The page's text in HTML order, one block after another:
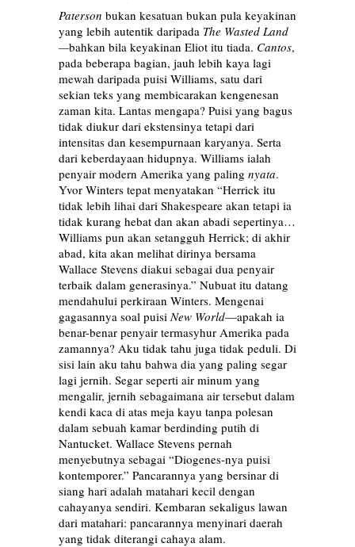
Paterson bukan kesatuan bukan pula keyakinan
yang lebih autentik daripada The Wasted Land
—bahkan bila keyakinan Eliot itu tiada. Cantos,
pada beberapa bagian, jauh lebih kaya lagi
mewah daripada puisi Williams, satu dari
sekian teks yang membicarakan kengenesan
zaman kita. Lantas mengapa? Puisi yang bagus
tidak diukur dari ekstensinya tetapi dari
intensitas dan kesempurnaan karyanya. Serta
dari keberdayaan hidupnya. Williams ialah
penyair modern Amerika yang paling nyata.
Yvor Winters tepat menyatakan “Herrick itu
tidak lebih lihai dari Shakespeare akan tetapi ia
tidak kurang hebat dan akan abadi sepertinya…
Williams pun akan setangguh Herrick; di akhir
abad, kita akan melihat dirinya bersama
Wallace Stevens diakui sebagai dua penyair
terbaik dalam generasinya.” Nubuat itu datang
mendahului perkiraan Winters. Mengenai
gagasannya soal puisiNew World—apakah ia
benar-benar penyair termasyhur Amerika pada
zamannya? Aku tidak tahu juga tidak peduli. Di
sisi lain aku tahu bahwa dia yang paling segar
lagi jernih. Segar seperti air minum yang
mengalir, jernih sebagaimana air tersebut dalam
kendi kaca di atas meja kayu tanpa polesan
dalam sebuah kamar berdinding putih di
Nantucket. Wallace Stevens pernah
menyebutnya sebagai “Diogenes-nya puisi
kontemporer.” Pancarannya yang bersinar di
siang hari adalah matahari kecil dengan
cahayanya sendiri. Kembaran sekaligus lawan
dari matahari: pancarannya menyinari daerah
yang tidak diterangi cahaya alam.